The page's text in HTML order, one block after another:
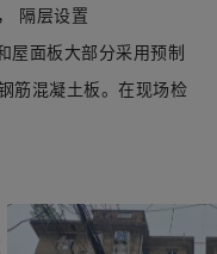
， 隔层设置
屋面板大部分采用预制
筋混凝土板。在现场检